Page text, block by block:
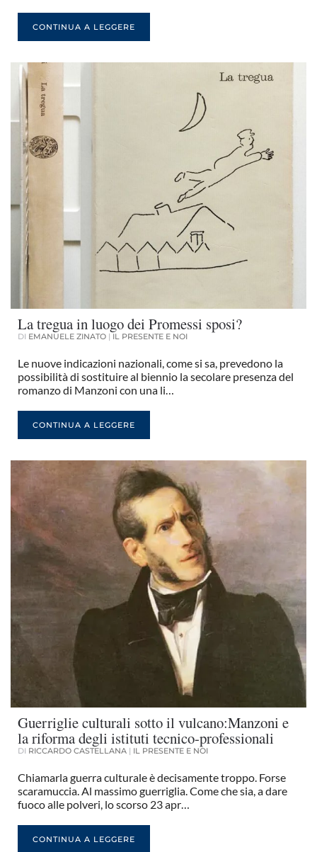
CONTINUA A LEGGERE
La tregua in luogo dei Promessi sposi?
DI EMANUELE ZINATO | IL PRESENTE E NOI
Le nuove indicazioni nazionali, come si sa, prevedono la
possibilità di sostituire al biennio la secolare presenza del
romanzo di Manzoni con una li…
CONTINUA A LEGGERE
Guerriglie culturali sotto il vulcano:Manzoni e
la riforma degli istituti tecnico-professionali
DI RICCARDO CASTELLANA | IL PRESENTE E NOI
Chiamarla guerra culturale è decisamente troppo. Forse
scaramuccia. Al massimo guerriglia. Come che sia, a dare
fuoco alle polveri, lo scorso 23 apr…
CONTINUA A LEGGERE